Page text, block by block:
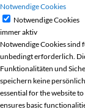
Notwendige Cookies
Notwendige Cookies
immer aktiv
Notwendige Cookies sind
unbedingt erforderlich.
Funktionalitäten und
speichern keine
essential for the website
ensures basic